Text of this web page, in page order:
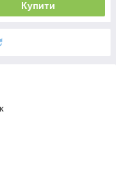
Купити